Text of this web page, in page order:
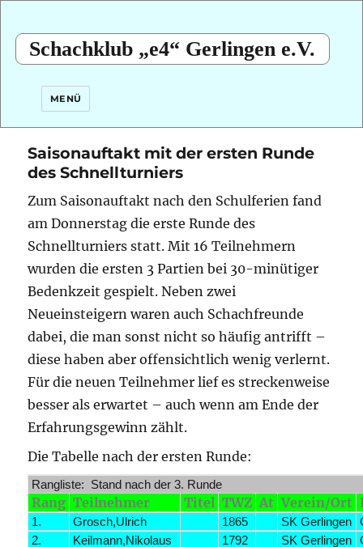
Schachklub „e4“ Gerlingen e.V.
MENÜ
Saisonauftakt mit der ersten Runde
des Schnellturniers
Zum Saisonauftakt nach den Schulferien fand
am Donnerstag die erste Runde des
Schnellturniers statt.Mit 16 Teilnehmern
wurden die ersten 3 Partien bei 30-minütiger
Bedenkzeit gespielt. Neben zwei
Neueinsteigern waren auch Schachfreunde
dabei, die man sonst nicht so häufig antrifft –
diese haben aber offensichtlich wenig verlernt.
Für die neuen Teilnehmer lief es streckenweise
besser als erwartet – auch wenn am Ende der
Erfahrungsgewinn zählt.
Die Tabelle nach der ersten Runde:
Rangliste: Stand nach der 3. Runde
Rang Teilnehmer Titel TWZ At Verein/Ort
1. Grosch,Ulrich 1865 SK Gerlingen
2.
Keilmann,Nikolaus 1792 SK Gerlingen